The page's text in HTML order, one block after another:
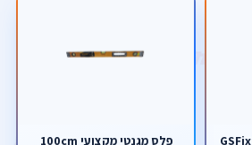
פלס מגנטי מקצועי 100cm